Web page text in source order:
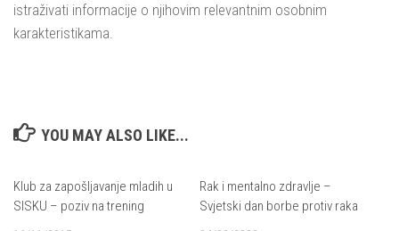
istraživati informacije o njihovim relevantnim osobnim
karakteristikama.
YOU MAY ALSO LIKE...
Klub za zapošljavanje mladih u
SISKU – poziv na trening
Rak i mentalno zdravlje –
Svjetski dan borbe protiv raka